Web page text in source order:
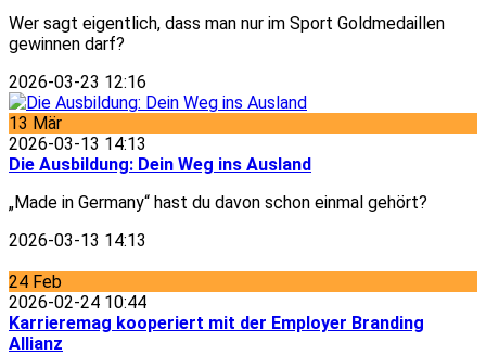
Wer sagt eigentlich, dass man nur im Sport Goldmedaillen
gewinnen darf?
2026-03-23 12:16
13 Mär
2026-03-13 14:13
Die Ausbildung: Dein Weg ins Ausland
„Made in Germany“ hast du davon schon einmal gehört?
2026-03-13 14:13
24 Feb
2026-02-24 10:44
Karrieremag kooperiert mit der Employer Branding
Allianz